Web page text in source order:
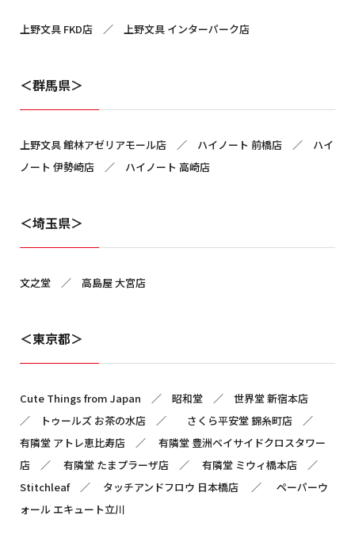
上野文具 FKD店 ／ 上野文具 インターパーク店
＜群馬県＞
上野文具 館林アゼリアモール店 ／ ハイノート 前橋店 ／ ハイ
ノート 伊勢崎店 ／ ハイノート 高崎店
＜埼玉県＞
文之堂 ／ 高島屋 大宮店
＜東京都＞
Cute Things from Japan ／ 昭和堂 ／ 世界堂 新宿本店
／ トゥールズ お茶の水店 ／ さくら平安堂 錦糸町店 ／
有隣堂 アトレ恵比寿店 ／ 有隣堂 豊洲ベイサイドクロスタワー
店 ／ 有隣堂 たまプラーザ店 ／ 有隣堂 ミウィ橋本店 ／
Stitchleaf ／ タッチアンドフロウ 日本橋店 ／ ペーパーウ
ォール エキュート立川